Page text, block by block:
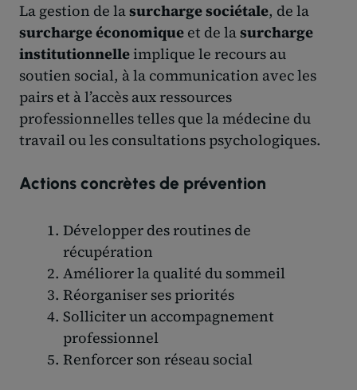
La gestion de lasurcharge sociétale, de la
surcharge économique et de lasurcharge
institutionnelleimplique le recours au
soutien social, à la communication avec les
pairs et à l’accès aux ressources
professionnelles telles que la médecine du
travail ou les consultations psychologiques.
Actions concrètes de prévention
Développer des routines de
récupération
Améliorer la qualité du sommeil
Réorganiser ses priorités
Solliciter un accompagnement
professionnel
Renforcer son réseau social